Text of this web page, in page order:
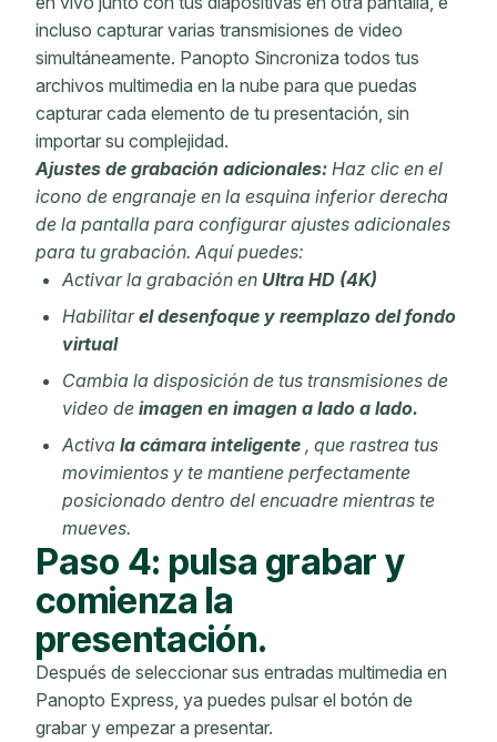
incluso capturar varias transmisiones de video
simultáneamente. Panopto Sincroniza todos tus
archivos multimedia en la nube para que puedas
capturar cada elemento de tu presentación, sin
importar su complejidad.
Ajustes de grabación adicionales: Haz clic en el
icono de engranaje en la esquina inferior derecha
de la pantalla para configurar ajustes adicionales
para tu grabación. Aquí puedes:
Activar la grabación en Ultra HD (4K)
Habilitarel desenfoque y reemplazo del fondo
virtual
Cambia la disposición de tus transmisiones de
video de imagen en imagen a lado a lado.
Activa la cámara inteligente , que rastrea tus
movimientos y te mantiene perfectamente
posicionado dentro del encuadre mientras te
mueves.
Paso 4: pulsa grabar y
comienza la
presentación.
Después de seleccionar sus entradas multimedia en
Panopto Express, ya puedes pulsar el botón de
grabar y empezar a presentar.